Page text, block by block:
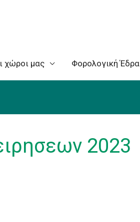
χώροι μας Φορολογική Έδρα
2023